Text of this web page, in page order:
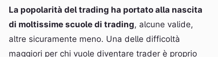
La popolarità del trading ha portato alla nascita
di moltissime scuole di trading, alcune valide,
altre sicuramente meno. Una delle difficoltà
maggiori per chi vuole diventare trader è proprio